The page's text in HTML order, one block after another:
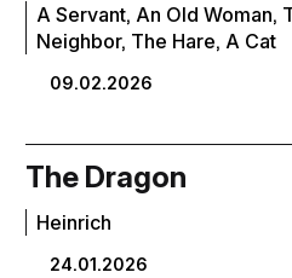
A Servant, An Old Woman,
Neighbor, The Hare, A Cat
09.02.2026
The Dragon
Heinrich
24.01.2026